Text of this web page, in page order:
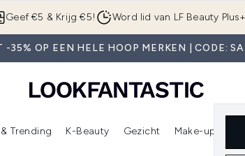
Overslaan naar de hoofdinhoud
Geef €5 & Krijg €5! Word lid van LF Beauty Plus+
-35% OP EEN HELE HOOP MERKEN | CODE:
(Merken) Enter submenu (Beauty Box)
Trending
Enter submenu (New & Trending)
K-Beauty
Enter submenu (K-Beauty)
Gezicht Make-up